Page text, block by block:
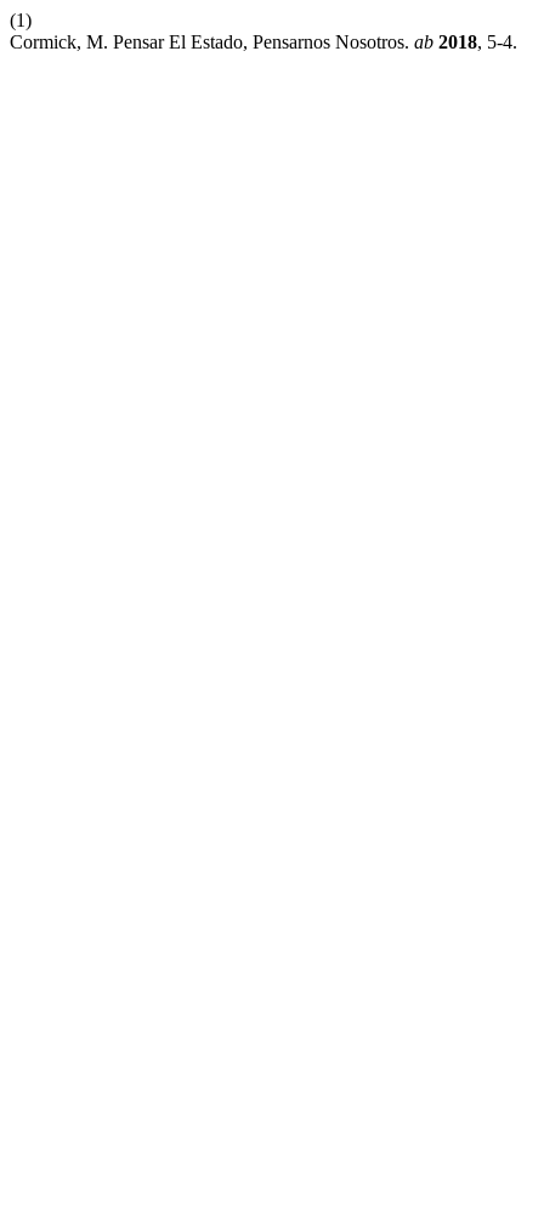
(1)
Cormick, M. Pensar El Estado, Pensarnos Nosotros. ab 2018, 5-4.